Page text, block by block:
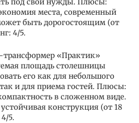
места, современный
быть дорогостоящим (от
4/5.
трансформер «Практик»
площадь столешницы
его как для небольшого
и для приема гостей. Плюсы:
в сложенном виде.
конструкция (от 18
5.